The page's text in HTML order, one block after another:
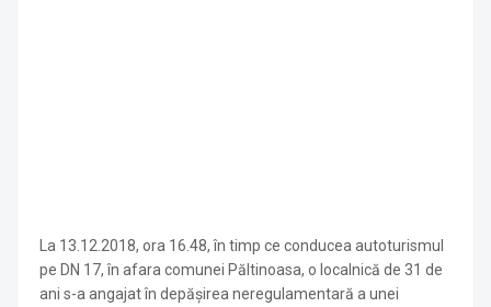
La 13.12.2018, ora 16.48, în timp ce conducea autoturismul
pe DN 17, în afara comunei Păltinoasa, o localnică de 31 de
ani s-a angajat în depășirea neregulamentară a unei